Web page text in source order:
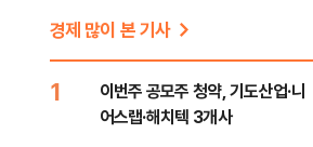
경제 많이 본 기사
1
이번주 공모주 청약, 기도산업·니
어스랩·해치텍 3개사